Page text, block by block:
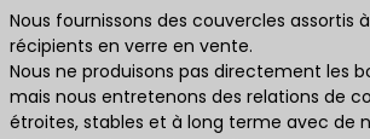
Nous fournissons des couvercles assortis
récipients en verre en vente.
Nous ne produisons pas directement les
mais nous entretenons des relations de
étroites, stables et à long terme avec de